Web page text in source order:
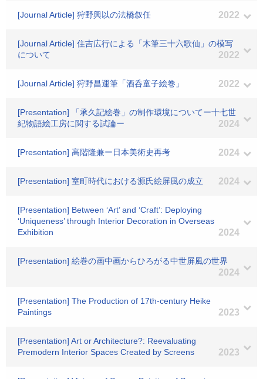
[Journal Article] 狩野興以の法橋叙任 2022
[Journal Article] 住吉広行による「木筆三十六歌仙」の模写
について
2022
[Journal Article] 狩野昌運筆「酒呑童子絵巻」 2022
[Presentation] 「承久記絵巻」の制作環境についてー十七世
紀物語絵工房に関する試論ー
2024
[Presentation] 高階隆兼ー日本美術史再考 2024
[Presentation] 室町時代における源氏絵屏風の成立 2024
[Presentation] Between ‘Art’ and ‘Craft’: Deploying
‘Uniqueness’ through Interior Decoration in Overseas
Exhibition
2024
[Presentation] 絵巻の画中画からひろがる中世屏風の世界
2024
[Presentation] The Production of 17th-century Heike
Paintings
2023
[Presentation] Art or Architecture?: Reevaluating
Premodern Interior Spaces Created by Screens
2023